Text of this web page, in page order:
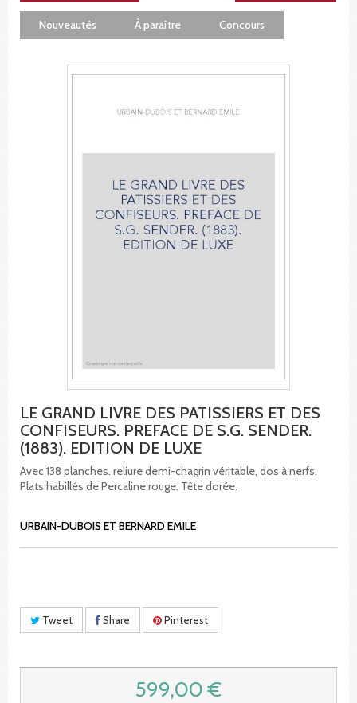
Nouveautés À paraître Concours
LE GRAND LIVRE DES PATISSIERS ET DES
CONFISEURS. PREFACE DE S.G. SENDER.
(1883). EDITION DE LUXE
Avec 138 planches. reliure demi-chagrin véritable, dos à nerfs.
Plats habillés de Percaline rouge. Tête dorée.
URBAIN-DUBOIS ET BERNARD EMILE
Tweet Share Pinterest
599,00 €